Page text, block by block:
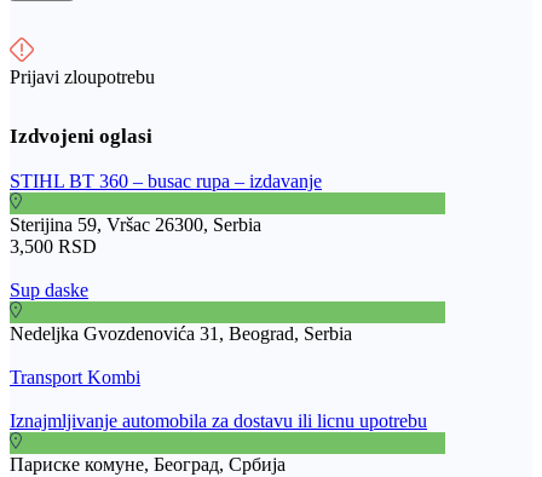
Prijavi zloupotrebu
STIHL BT 360 – busac rupa – izdavanje
Sterijina 59, Vršac 26300, Serbia
3,500 RSD
Sup daske
Nedeljka Gvozdenovića 31, Beograd, Serbia
Transport Kombi
Iznajmljivanje automobila za dostavu ili licnu upotrebu
Париске комуне, Београд, Србија